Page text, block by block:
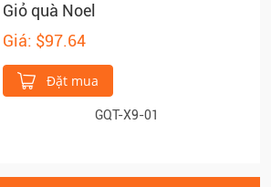
Giỏ quà Noel
Giá: $97.64
Đặt mua
GQT-X9-01